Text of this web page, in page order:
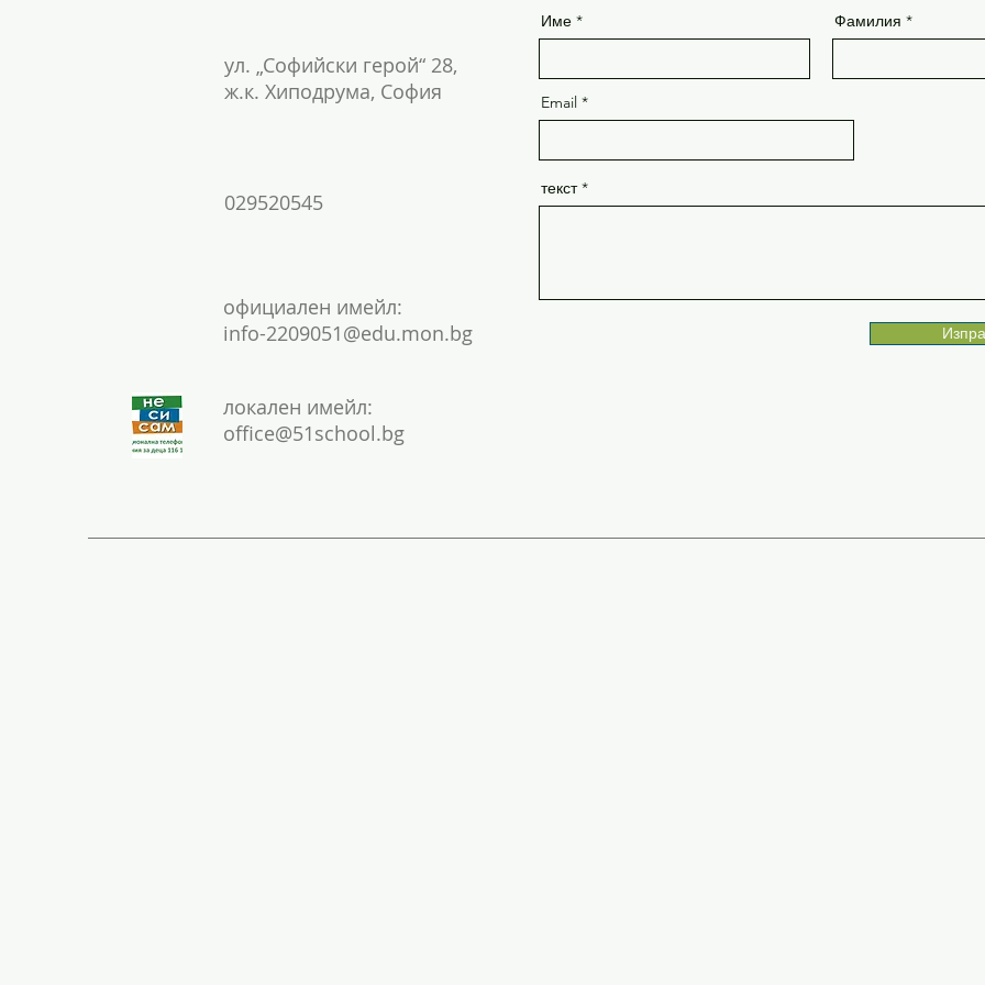
ул. „Софийски герой“ 28,
ж.к. Хиподрума, София
029520545
официален имейл:
info-2209051@edu.mon.bg
локален имейл:
office@51school.bg
Име Фамилия
Email
текст